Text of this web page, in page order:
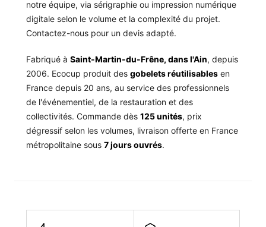
notre équipe, via sérigraphie ou impression numérique
digitale selon le volume et la complexité du projet.
Contactez-nous pour un devis adapté.
Fabriqué à Saint-Martin-du-Frêne, dans l'Ain, depuis
2006. Ecocup produit des gobelets réutilisables en
France depuis 20 ans, au service des professionnels
de l'événementiel, de la restauration et des
collectivités. Commande dès 125 unités, prix
dégressif selon les volumes, livraison offerte en France
métropolitaine sous 7 jours ouvrés.